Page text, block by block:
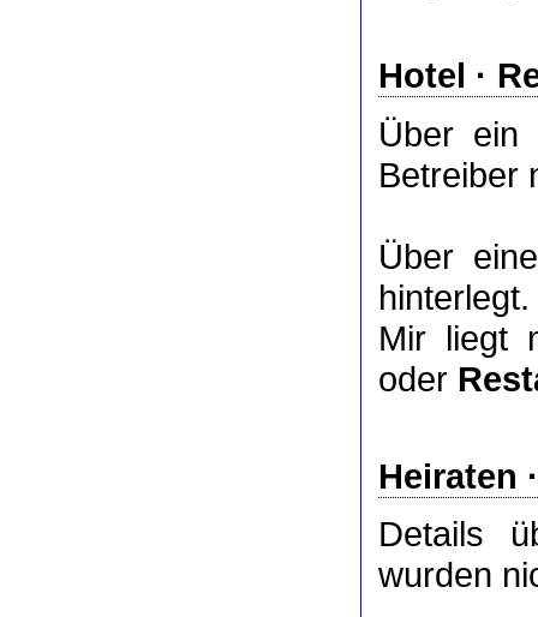
Hotel ·
Über ein
Betreiber
Über
hinterlegt.
Mir liegt
oder
Heiraten
Details
wurden